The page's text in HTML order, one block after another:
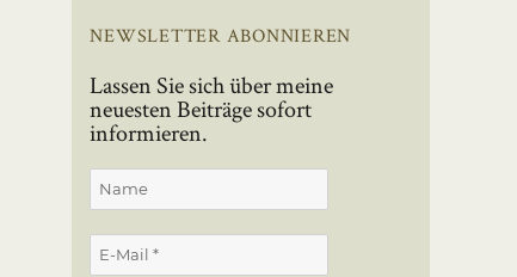
NEWSLETTER ABONNIEREN
Lassen Sie sich über meine
neuesten Beiträge sofort
informieren.